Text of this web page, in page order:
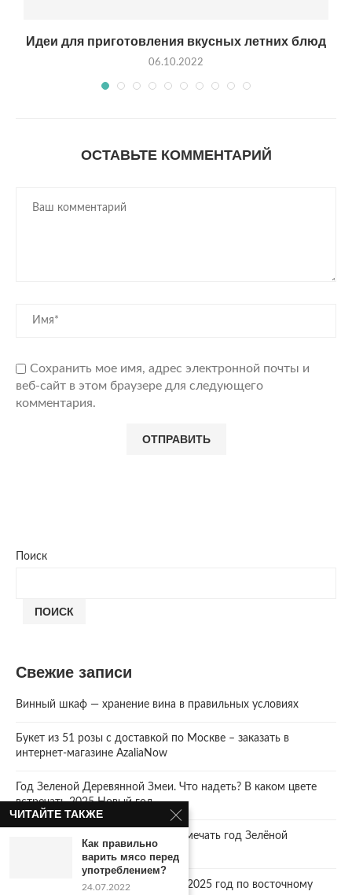
Идеи для приготовления вкусных летних блюд
06.10.2022
ОСТАВЬТЕ КОММЕНТАРИЙ
Сохранить мое имя, адрес электронной почты и
веб-сайт в этом браузере для следующего
комментария.
Поиск
ПОИСК
Свежие записи
Винный шкаф — хранение вина в правильных условиях
Букет из 51 розы с доставкой по Москве – заказать в
интернет-магазине AzaliaNow
Год Зеленой Деревянной Змеи. Что надеть? В каком цвете
встречать 2025 Новый год.
2025 год. Где и как правильно отмечать год Зелёной
Деревянной Змеи
Что год грядущий нам готовит… 2025 год по восточному
ЧИТАЙТЕ ТАКЖЕ
Как правильно
варить мясо перед
употреблением?
24.07.2022